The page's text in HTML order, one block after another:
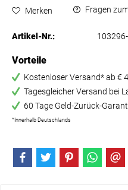
Merken Fragen
Artikel-Nr.: 103296-
Vorteile
Kostenloser Versand* ab €
Tagesgleicher Versand bei
60 Tage Geld-Zurück-
*Innerhalb Deutschlands